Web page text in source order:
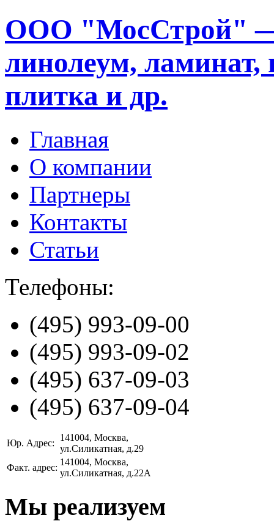
ООО "МосСтрой" —
линолеум, ламинат,
плитка и др.
Главная
О компании
Партнеры
Контакты
Статьи
Телефоны:
(495) 993-09-00
(495) 993-09-02
(495) 637-09-03
(495) 637-09-04
Юр. Адрес:
141004, Москва,
ул.Силикатная, д.29
Факт. адрес:
141004, Москва,
ул.Силикатная, д.22А
Мы реализуем